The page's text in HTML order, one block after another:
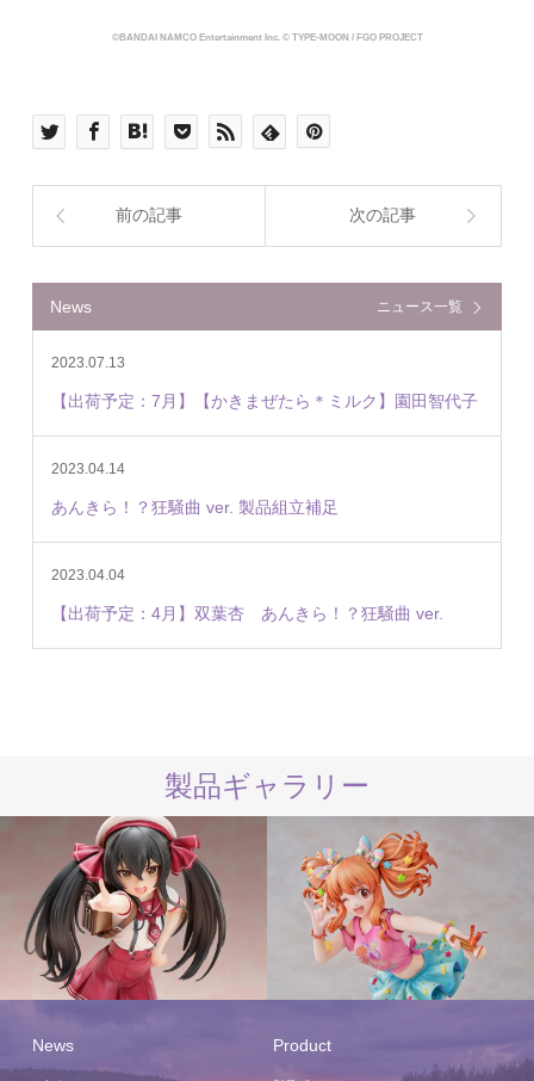
©BANDAI NAMCO Entertainment Inc. © TYPE-MOON / FGO PROJECT
前の記事 次の記事
News ニュース一覧
2023.07.13
【出荷予定：7月】【かきまぜたら＊ミルク】園田智代子
2023.04.14
あんきら！？狂騒曲 ver. 製品組立補足
2023.04.04
【出荷予定：4月】双葉杏 あんきら！？狂騒曲 ver.
製品ギャラリー
News Product